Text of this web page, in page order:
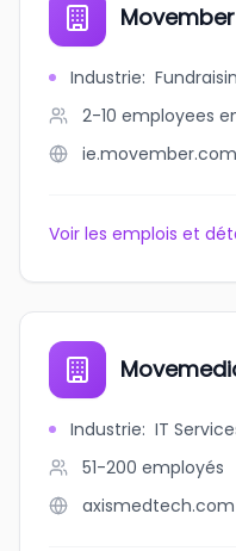
Industrie:
2-10 employees
ie.movember.com
Voir les emplois et
Industrie: IT
51-200 employés
axismedtech.com